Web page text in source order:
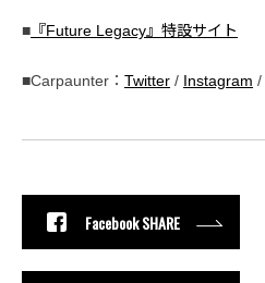
■ 『Future Legacy』特設サイト
■Carpaunter： Twitter / Instagram /
Facebook SHARE